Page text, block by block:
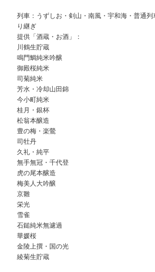
列車：うずしお・剣山・南風・宇和海・普通
り継ぎ
提供「酒蔵・お酒」：
川鶴生貯蔵
鳴門鯛純米吟醸
御殿桜純米
司菊純米
芳水・冷却山田錦
今小町純米
桂月・銀杯
松翁本醸造
豊の梅・楽鶯
司牡丹
久礼・純平
無手無冠・千代登
虎の尾本醸造
梅美人大吟醸
京雛
栄光
雪雀
石鎚純米無濾過
華媛桜
金陵上撰・国の光
綾菊生貯蔵